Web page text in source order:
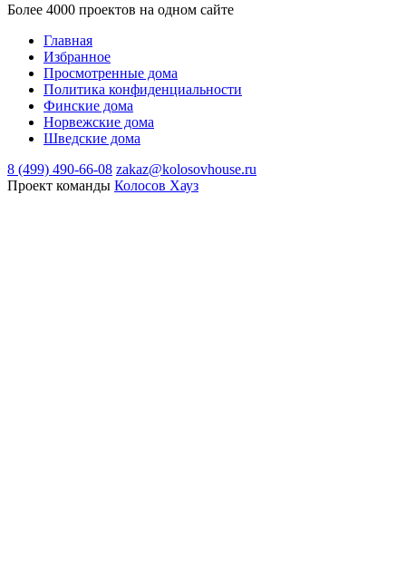
Более 4000 проектов на одном сайте
Главная
Избранное
Просмотренные дома
Политика конфиденциальности
Финские дома
Норвежские дома
Шведские дома
8 (499) 490-66-08 zakaz@kolosovhouse.ru
Проект команды Колосов Хауз